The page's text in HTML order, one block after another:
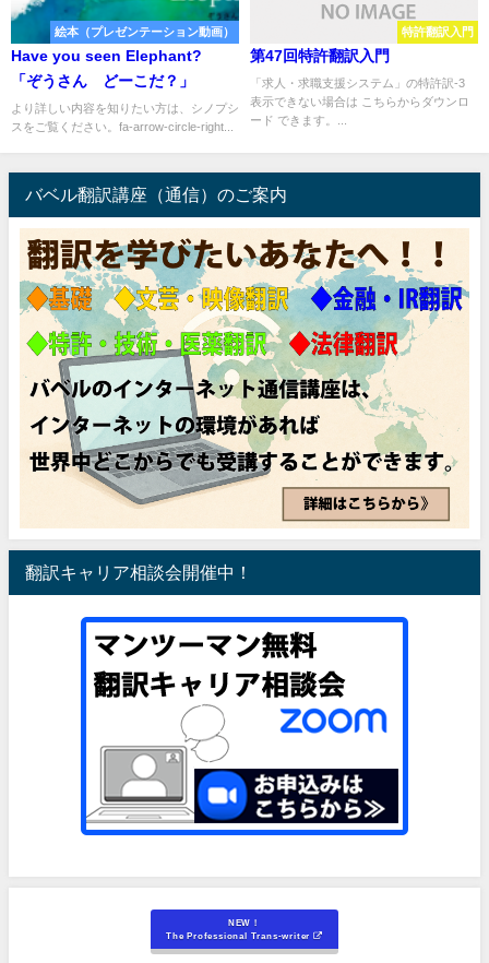
絵本（プレゼンテーション動画）
Have you seen Elephant?
「ぞうさん どーこだ？」
より詳しい内容を知りたい方は、シノプシ
スをご覧ください。fa-arrow-circle-right...
特許翻訳入門
第47回特許翻訳入門
「求人・求職支援システム」の特許訳-3
表示できない場合は こちらからダウンロ
ード できます。...
バベル翻訳講座（通信）のご案内
翻訳キャリア相談会開催中！
NEW！
The Professional Trans-writer